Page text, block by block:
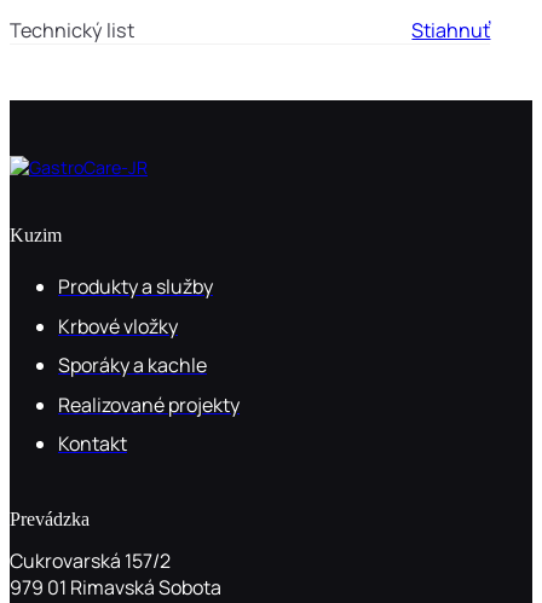
Technický list Stiahnuť
Kuzim
Produkty a služby
Krbové vložky
Sporáky a kachle
Realizované projekty
Kontakt
Prevádzka
Cukrovarská 157/2
979 01 Rimavská Sobota